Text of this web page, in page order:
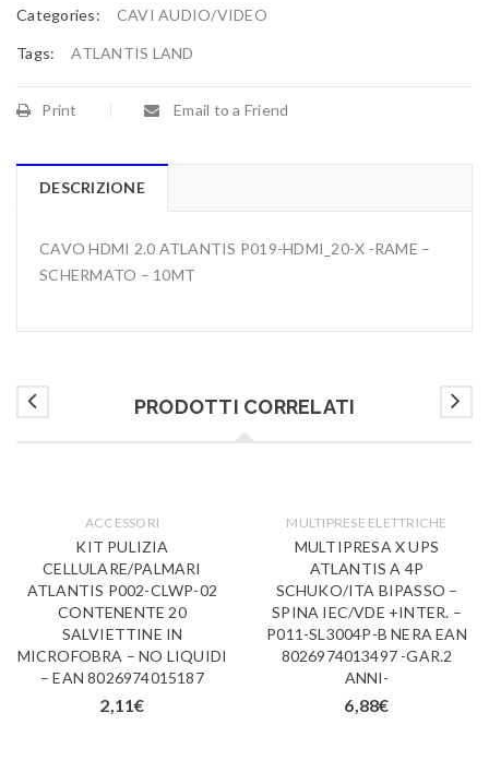
Categories: CAVI AUDIO/VIDEO
Tags: ATLANTIS LAND
Print Email to a Friend
DESCRIZIONE
CAVO HDMI 2.0 ATLANTIS P019-HDMI_20-X -RAME –
SCHERMATO – 10MT
PRODOTTI CORRELATI
ACCESSORI
KIT PULIZIA
CELLULARE/PALMARI
ATLANTIS P002-CLWP-02
CONTENENTE 20
SALVIETTINE IN
MICROFOBRA – NO LIQUIDI
– EAN 8026974015187
2,11€
MULTIPRESE ELETTRICHE
MULTIPRESA X UPS
ATLANTIS A 4P
SCHUKO/ITA BIPASSO –
SPINA IEC/VDE +INTER. –
P011-SL3004P-B NERA EAN
8026974013497 -GAR.2
ANNI-
6,88€